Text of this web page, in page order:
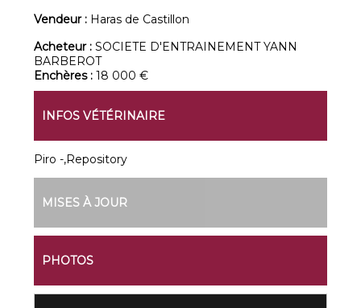
Vendeur : Haras de Castillon
Acheteur :SOCIETE D'ENTRAINEMENT YANN
BARBEROT
Enchères :18 000 €
INFOS VÉTÉRINAIRE
Piro -,Repository
MISES À JOUR
PHOTOS